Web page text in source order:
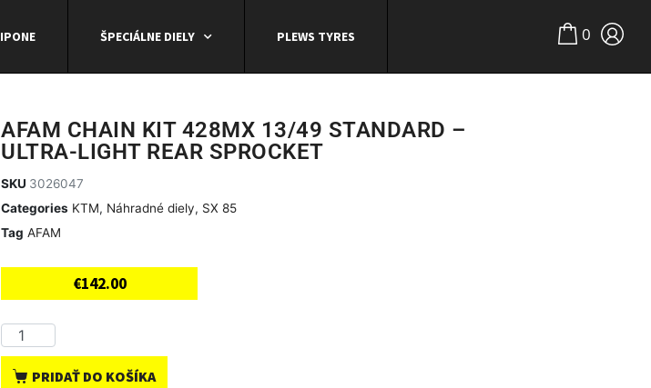
IPONE ŠPECIÁLNE DIELY PLEWS TYRES 0
AFAM CHAIN KIT 428MX 13/49 STANDARD –
ULTRA-LIGHT REAR SPROCKET
SKU 3026047
Categories KTM, Náhradné diely, SX 85
Tag AFAM
€142.00
PRIDAŤ DO KOŠÍKA